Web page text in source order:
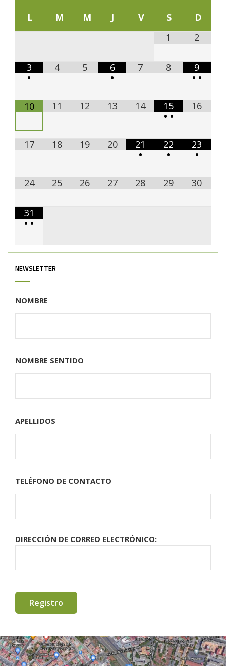
L M M J V S
D
1
2
3
•
4 5
6
•
7 8
9
• •
10 11 12 13 14
15
• •
16
17 18 19 20
21
•
22
•
23
•
24 25 26 27 28 29 30
31
• •
NEWSLETTER
NOMBRE
NOMBRE SENTIDO
APELLIDOS
TELÉFONO DE CONTACTO
DIRECCIÓN DE CORREO ELECTRÓNICO: